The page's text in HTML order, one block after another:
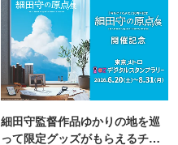
細田守監督作品ゆかりの地を巡
って限定グッズがもらえるチャ